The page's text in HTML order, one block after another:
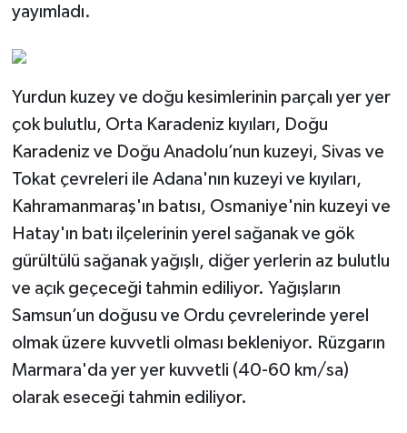
yayımladı.
Yurdun kuzey ve doğu kesimlerinin parçalı yer yer
çok bulutlu, Orta Karadeniz kıyıları, Doğu
Karadeniz ve Doğu Anadolu’nun kuzeyi, Sivas ve
Tokat çevreleri ile Adana'nın kuzeyi ve kıyıları,
Kahramanmaraş'ın batısı, Osmaniye'nin kuzeyi ve
Hatay'ın batı ilçelerinin yerel sağanak ve gök
gürültülü sağanak yağışlı, diğer yerlerin az bulutlu
ve açık geçeceği tahmin ediliyor. Yağışların
Samsun’un doğusu ve Ordu çevrelerinde yerel
olmak üzere kuvvetli olması bekleniyor. Rüzgarın
Marmara'da yer yer kuvvetli (40-60 km/sa)
olarak eseceği tahmin ediliyor.